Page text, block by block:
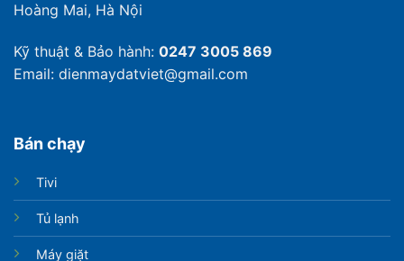
Hoàng Mai, Hà Nội
Kỹ thuật & Bảo hành: 0247 3005 869
Email: dienmaydatviet@gmail.com
Bán chạy
Tivi
Tủ lạnh
Máy giặt